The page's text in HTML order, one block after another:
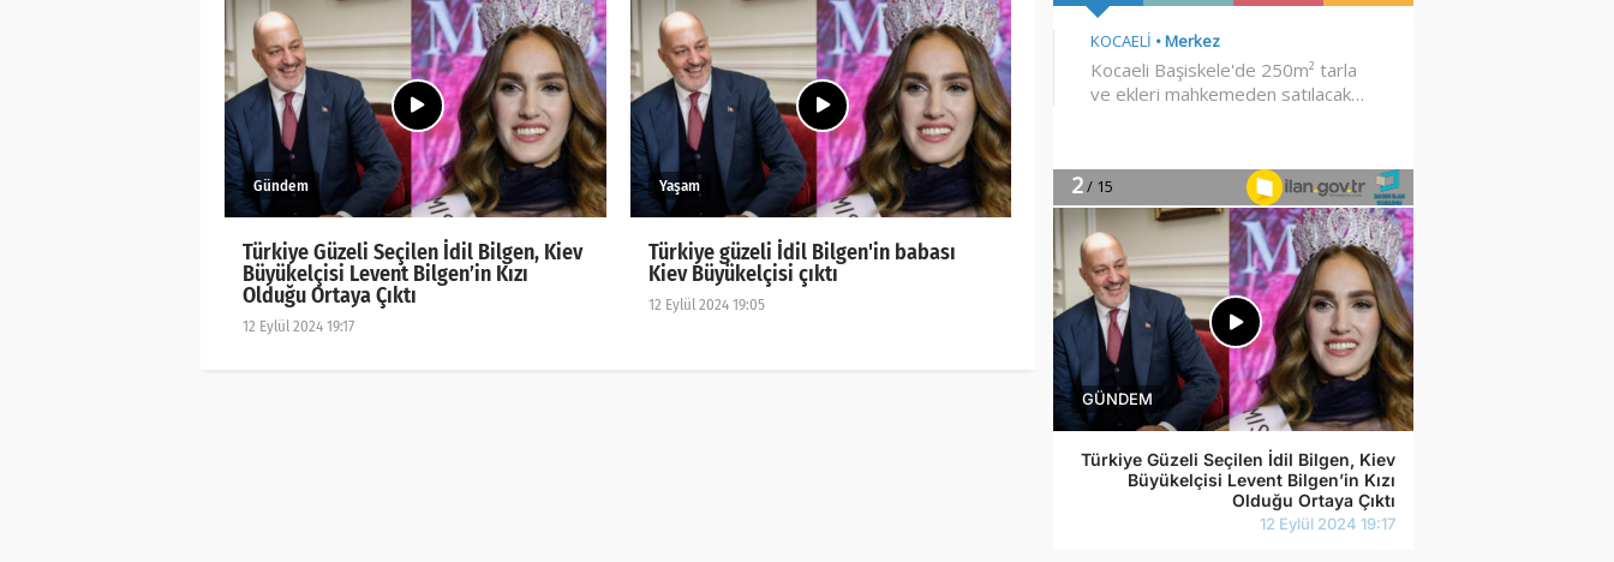
Türkiye Güzeli Seçilen İdil Bilgen, Kiev
Büyükelçisi Levent Bilgen’in Kızı
Olduğu Ortaya Çıktı
12 Eylül 2024 19:17
Türkiye güzeli İdil Bilgen'in babası
Kiev Büyükelçisi çıktı
12 Eylül 2024 19:05
Türkiye Güzeli Seçilen İdil Bilgen, Kiev
Büyükelçisi Levent Bilgen’in Kızı
Olduğu Ortaya Çıktı